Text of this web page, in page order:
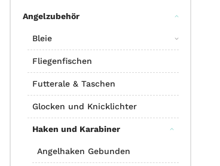
Angelzubehör
Bleie
Fliegenfischen
Futterale & Taschen
Glocken und Knicklichter
Haken und Karabiner
Angelhaken Gebunden